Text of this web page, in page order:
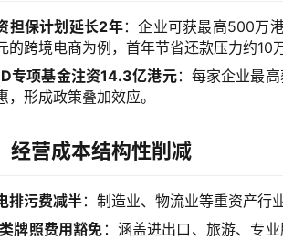
担保计划延长2年：企业可获最高500万
的跨境电商为例，首年节省还款压力约10
专项基金注资14.3亿港元：每家企业最
，形成政策叠加效应。
经营成本结构性削减
排污费减半：制造业、物流业等重资产行
牌照费用豁免 ：涵盖进出口、旅游、专